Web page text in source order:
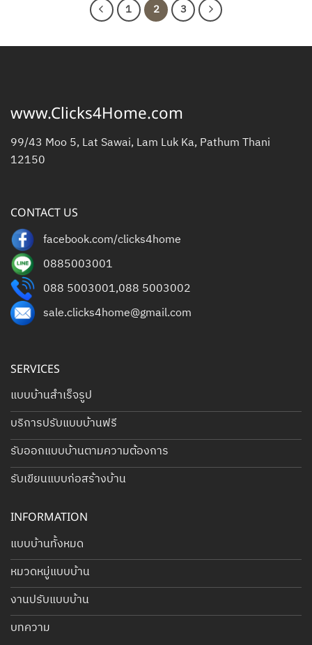
1 2 3
www.Clicks4Home.com
99/43 Moo 5, Lat Sawai, Lam Luk Ka, Pathum Thani
12150
SERVICES
แบบบ้านสำเร็จรูป
บริการปรับแบบบ้านฟรี
รับออกแบบบ้านตามความต้องการ
รับเขียนแบบก่อสร้างบ้าน
INFORMATION
แบบบ้านทั้งหมด
หมวดหมู่แบบบ้าน
งานปรับแบบบ้าน
บทความ
CONTACT US
facebook.com/clicks4home
0885003001
088 5003001,088 5003002
sale.clicks4home@gmail.com